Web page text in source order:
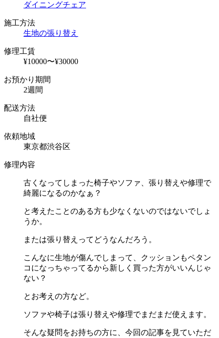
ダイニングチェア
施工方法
生地の張り替え
修理工賃
¥10000〜¥30000
お預かり期間
2週間
配送方法
自社便
依頼地域
東京都渋谷区
修理内容
古くなってしまった椅子やソファ、張り替えや修理で
綺麗になるのかなぁ？
と考えたことのある方も少なくないのではないでしょ
うか。
または張り替えってどうなんだろう。
こんなに生地が傷んでしまって、クッションもペタン
コになっちゃってるから新しく買った方がいいんじゃ
ない？
とお考えの方など。
ソファや椅子は張り替えや修理でまだまだ使えます。
そんな疑問をお持ちの方に、今回の記事を見ていただ